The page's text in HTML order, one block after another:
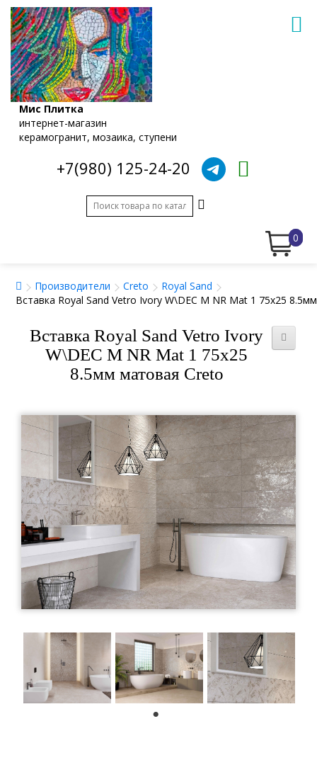
Мис Плитка
интернет-магазин
керамогранит, мозаика, ступени
+7(980) 125-24-20
0
Производители Creto
Royal Sand
Вставка Royal Sand Vetro Ivory W\DEC M NR Mat 1 75x25
Вставка Royal Sand Vetro Ivory
W\DEC M NR Mat 1 75x25
8.5мм матовая Creto